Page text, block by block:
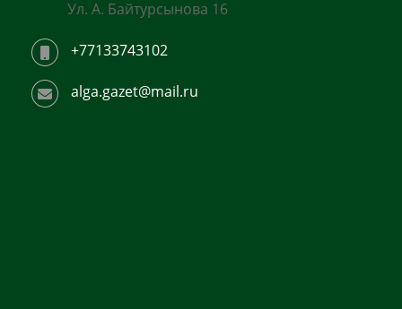
Ул. А. Байтурсынова 16
+77133743102
alga.gazet@mail.ru